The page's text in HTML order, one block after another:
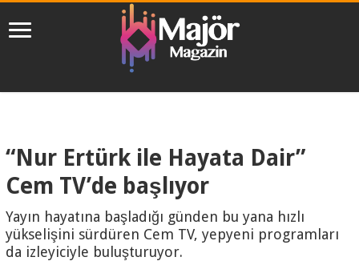
“Nur Ertürk ile Hayata Dair”
Cem TV’de başlıyor
Yayın hayatına başladığı günden bu yana hızlı
yükselişini sürdüren Cem TV, yepyeni programları
da izleyiciyle buluşturuyor.